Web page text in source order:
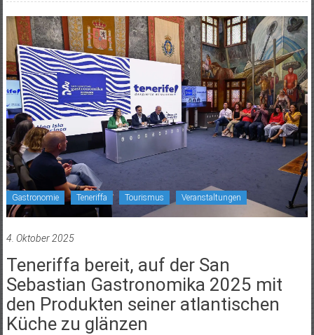
Gastronomie Teneriffa Tourismus Veranstaltungen
4. Oktober 2025
Teneriffa bereit, auf der San
Sebastian Gastronomika 2025 mit
den Produkten seiner atlantischen
Küche zu glänzen